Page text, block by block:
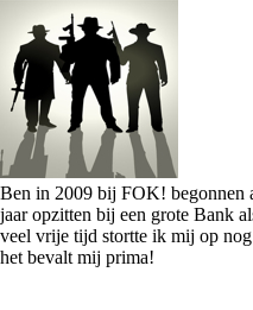
Ben in 2009 bij FOK! begonnen
jaar opzitten bij een grote Bank
veel vrije tijd stortte ik mij op
het bevalt mij prima!